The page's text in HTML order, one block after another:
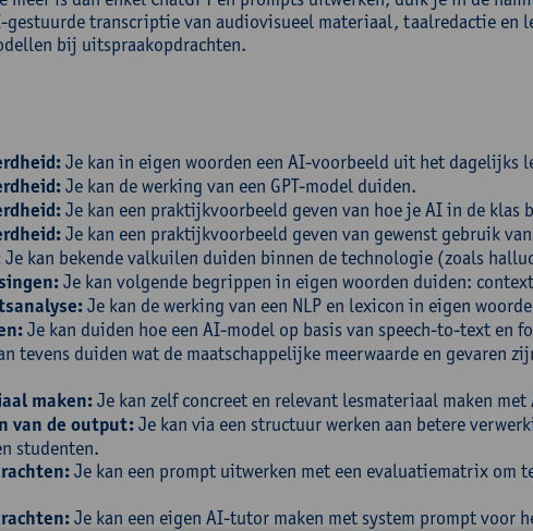
gestuurde transcriptie van audiovisueel materiaal, taalredactie en
bij uitspraakopdrachten.
Je kan in eigen woorden een AI-voorbeeld uit het dagelijks
Je kan de werking van een GPT-model duiden.
Je kan een praktijkvoorbeeld geven van hoe je AI in de klas
Je kan een praktijkvoorbeeld geven van gewenst gebruik
Je kan bekende valkuilen duiden binnen de technologie (zoals
Je kan volgende begrippen in eigen woorden duiden:
Je kan de werking van een NLP en lexicon in eigen
Je kan duiden hoe een AI-model op basis van speech-to-text en
tevens duiden wat de maatschappelijke meerwaarde en gevaren
maken:Je kan zelf concreet en relevant lesmateriaal maken
van de output:Je kan via een structuur werken aan betere
studenten.
Je kan een prompt uitwerken met een evaluatiematrix om
Je kan een eigen AI-tutor maken met system prompt voor